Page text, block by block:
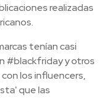
realizadas
tenían casi
#blackfriday y otros
los influencers,
que las